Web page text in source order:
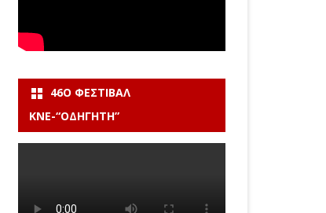
46Ο ΦΕΣΤΙΒΆΛ
ΚΝΕ-“ΟΔΗΓΗΤΗ”